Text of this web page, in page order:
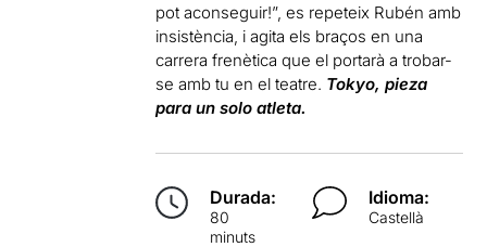
pot aconseguir!”, es repeteix Rubén amb
insistència, i agita els braços en una
carrera frenètica que el portarà a trobar-
se amb tu en el teatre. Tokyo, pieza
para un solo atleta.
Durada:
80
minuts
Idioma:
Castellà